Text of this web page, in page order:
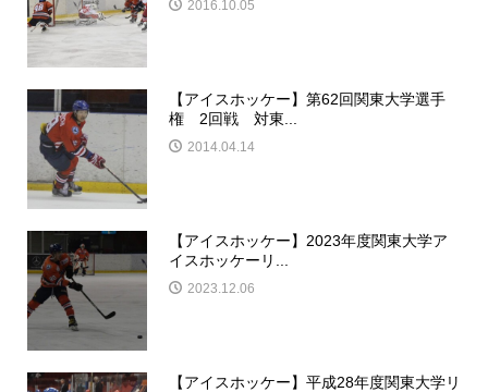
2016.10.05
【アイスホッケー】第62回関東大学選手
権 2回戦 対東...
2014.04.14
【アイスホッケー】2023年度関東大学ア
イスホッケーリ...
2023.12.06
【アイスホッケー】平成28年度関東大学リ